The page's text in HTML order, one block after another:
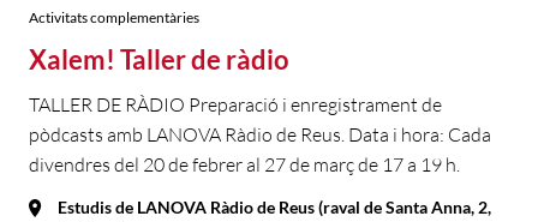
Activitats complementàries
Xalem! Taller de ràdio
TALLER DE RÀDIO Preparació i enregistrament de
pòdcasts amb LANOVA Ràdio de Reus. Data i hora: Cada
divendres del 20 de febrer al 27 de març de 17 a 19 h.
Estudis de LANOVA Ràdio de Reus (raval de Santa Anna, 2,